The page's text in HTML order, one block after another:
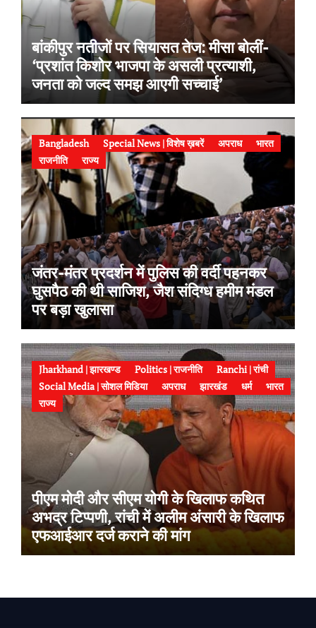
बांकीपुर नतीजों पर सियासत तेज: मीसा बोलीं-
‘प्रशांत किशोर भाजपा के असली प्रत्याशी,
जनता को जल्द समझ आएगी सच्चाई’
Bangladesh Special News | विशेष ख़बरें अपराध
भारत
राजनीति
राज्य
जंतर-मंतर प्रदर्शन में पुलिस की वर्दी पहनकर
घुसपैठ की थी साजिश, जैश संदिग्ध हमीम मंडल
पर बड़ा खुलासा
Jharkhand | झारखण्ड Politics | राजनीति
Ranchi | रांची
Social Media | सोशल मिडिया
अपराध झारखंड धर्म
भारत
राज्य
पीएम मोदी और सीएम योगी के खिलाफ कथित
अभद्र टिप्पणी, रांची में अलीम अंसारी के खिलाफ
एफआईआर दर्ज कराने की मांग